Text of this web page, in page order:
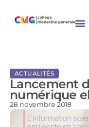
ACTUALITÉS
Lancement
numérique
28 novembre 2018